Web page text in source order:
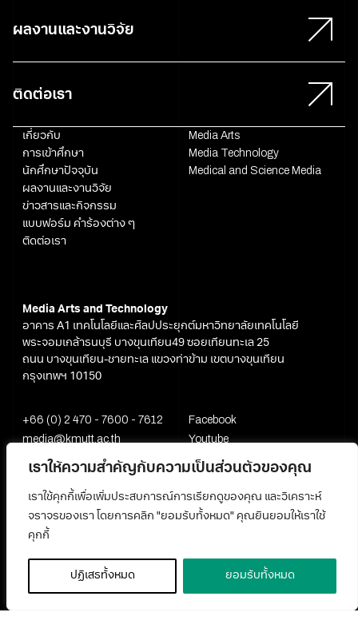
เราให้ความสำคัญกับความเป็นส่วนตัวของคุณ
เราใช้คุกกี้เพื่อเพิ่มประสบการณ์การเรียกดูของคุณ และวิเคราะห์
จราจรของเรา โดยการคลิก "ยอมรับทั้งหมด" คุณยินยอมให้เราใช้
คุกกี้
ปฏิเสธทั้งหมด ยอมรับทั้งหมด
ผลงานและงานวิจัย
ติดต่อเรา
เกี่ยวกับ
การเข้าศึกษา
นักศึกษาปัจจุบัน
ผลงานและงานวิจัย
ข่าวสารและกิจกรรม
แบบฟอร์ม คำร้องต่าง ๆ
ติดต่อเรา
Media Arts
Media Technology
Medical and Science Media
Media Arts and Technology
อาคาร A1 เทคโนโลยีและศิลปประยุกต์มหาวิทยาลัยเทคโนโลยี
พระจอมเกล้าธนบุรี บางขุนเทียน49 ซอยเทียนทะเล 25
ถนน บางขุนเทียน-ชายทะเล แขวงท่าข้าม เขตบางขุนเทียน
กรุงเทพฯ 10150
+66 (0) 2 470 - 7600 - 7612
media@kmutt.ac.th
Facebook
Youtube